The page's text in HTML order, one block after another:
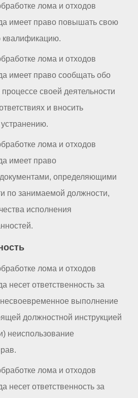
лома и отходов
имеет право повышать свою
лома и отходов
имеет право сообщать обо
своей деятельности
и вносить
лома и отходов
имеет право
определяющими
по занимаемой должности,
исполнения
лома и отходов
несет ответственность за
выполнение
должностной инструкцией
неиспользование
лома и отходов
несет ответственность за